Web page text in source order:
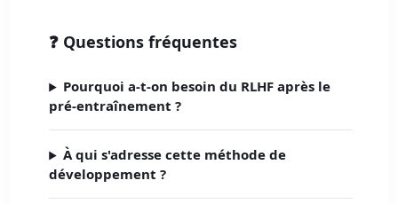
❓ Questions fréquentes
Pourquoi a-t-on besoin du RLHF après le
pré-entraînement ?
À qui s'adresse cette méthode de
développement ?